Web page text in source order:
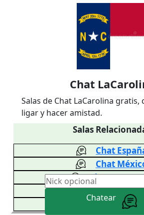
Salas
Chat
Chat
Chat
Chat
Chat
Chat
Salas de Chat LaCarolina
ligar y hacer amistad.
Chatear